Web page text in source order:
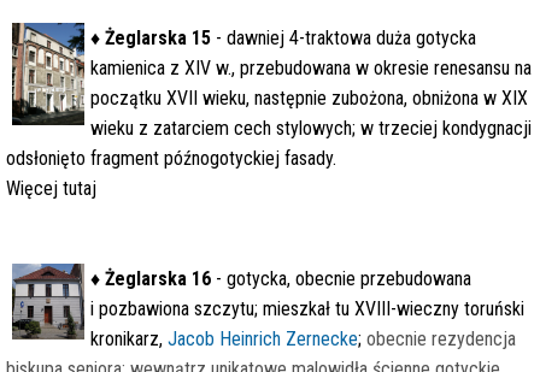
♦ Żeglarska 15 - dawniej 4-traktowa duża gotycka
kamienica z XIV w., przebudowana w okresie renesansu na
początku XVII wieku, następnie zubożona, obniżona w XIX
wieku z zatarciem cech stylowych; w trzeciej kondygnacji
odsłonięto fragment późnogotyckiej fasady.
Więcej tutaj
♦ Żeglarska 16 - gotycka, obecnie przebudowana
i pozbawiona szczytu; mieszkał tu XVIII-wieczny toruński
kronikarz, Jacob Heinrich Zernecke; obecnie rezydencja